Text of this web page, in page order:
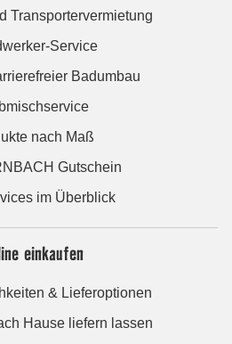
Transportervermietung
Service
Badumbau
nach Maß
Gutschein
im Überblick
einkaufen
& Lieferoptionen
Hause liefern lassen